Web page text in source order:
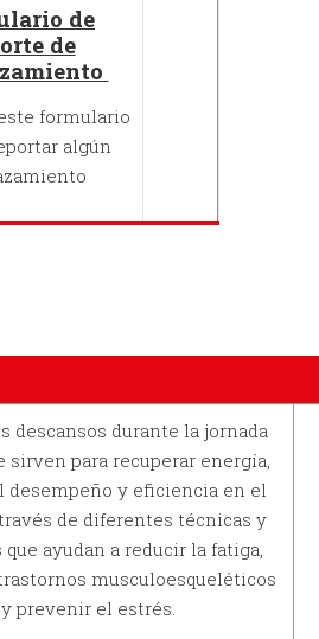
de
de
formulario
algún
descansos durante la jornada
sirven para recuperar energía,
desempeño y eficiencia en el
de diferentes técnicas y
ayudan a reducir la fatiga,
musculoesqueléticos
y prevenir el estrés.